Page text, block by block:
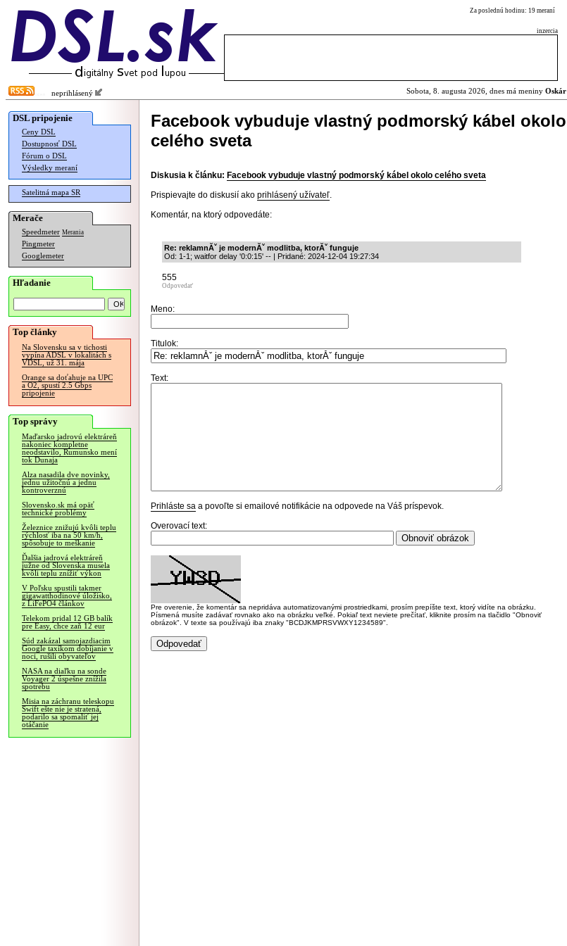
Za poslednú hodinu: 19 meraní
inzercia
neprihlásený Sobota, 8. augusta 2026, dnes má meniny Oskár
DSL pripojenie
Ceny DSL
Dostupnosť DSL
Fórum o DSL
Výsledky meraní
Satelitná mapa SR
Merače
Speedmeter Merania
Pingmeter
Googlemeter
Hľadanie
Top články
Na Slovensku sa v tichosti
vypína ADSL v lokalitách s
VDSL, už 31. mája
Orange sa doťahuje na UPC
a O2, spustí 2.5 Gbps
pripojenie
Top správy
Maďarsko jadrovú elektráreň
nakoniec kompletne
neodstavilo, Rumunsko mení
tok Dunaja
Alza nasadila dve novinky,
jednu užitočnú a jednu
kontroverznú
Slovensko.sk má opäť
technické problémy
Železnice znižujú kvôli teplu
rýchlosť iba na 50 km/h,
spôsobuje to meškanie
Ďalšia jadrová elektráreň
južne od Slovenska musela
kvôli teplu znížiť výkon
V Poľsku spustili takmer
gigawatthodinové úložisko,
z LiFePO4 článkov
Telekom pridal 12 GB balík
pre Easy, chce zaň 12 eur
Súd zakázal samojazdiacim
Google taxíkom dobíjanie v
noci, rušili obyvateľov
NASA na diaľku na sonde
Voyager 2 úspešne znížila
spotrebu
Misia na záchranu teleskopu
Swift ešte nie je stratená,
podarilo sa spomaliť jej
otáčanie
Facebook vybuduje vlastný podmorský kábel okolo
celého sveta
Diskusia k článku: Facebook vybuduje vlastný podmorský kábel okolo celého sveta
Prispievajte do diskusií ako prihlásený užívateľ.
Komentár, na ktorý odpovedáte:
Re: reklamnĂˇ je modernĂˇ modlitba, ktorĂˇ funguje
Od: 1-1; waitfor delay '0:0:15' -- | Pridané: 2024-12-04 19:27:34
555
Odpovedať
Meno:
Titulok:
Text:
Prihláste sa a povoľte si emailové notifikácie na odpovede na Váš príspevok.
Overovací text:
Pre overenie, že komentár sa nepridáva automatizovanými prostriedkami, prosím prepíšte text, ktorý vidíte na obrázku.
Písmená musíte zadávať rovnako ako na obrázku veľké. Pokiaľ text neviete prečítať, kliknite prosím na tlačidlo "Obnoviť
obrázok". V texte sa používajú iba znaky "BCDJKMPRSVWXY1234589".